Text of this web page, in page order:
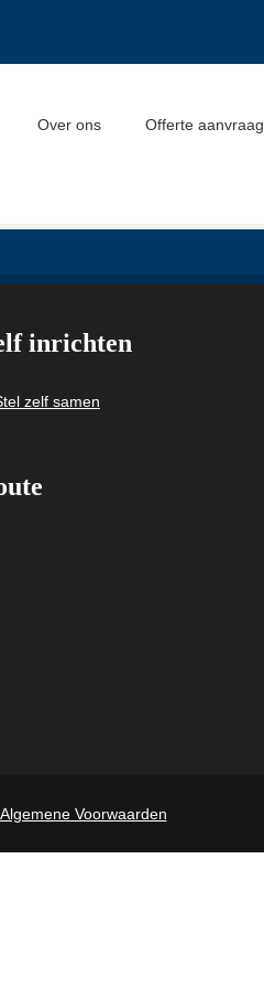
Over ons Offerte aanvraag
inrichten
Algemene Voorwaarden